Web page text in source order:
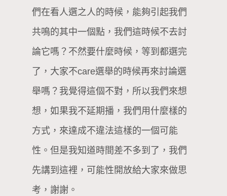
們在看人選之人的時候，能夠引起我們
共鳴的其中一個點，我們這時候不去討
論它嗎？不然要什麼時候，等到都選完
了，大家不care選舉的時候再來討論選
舉嗎？我覺得這個不對，所以我們來想
想，如果我不延期播，我們用什麼樣的
方式，來達成不違法這樣的一個可能
性。但是我知道時間差不多到了，我們
先講到這裡，可能性開放給大家來做思
考，謝謝。